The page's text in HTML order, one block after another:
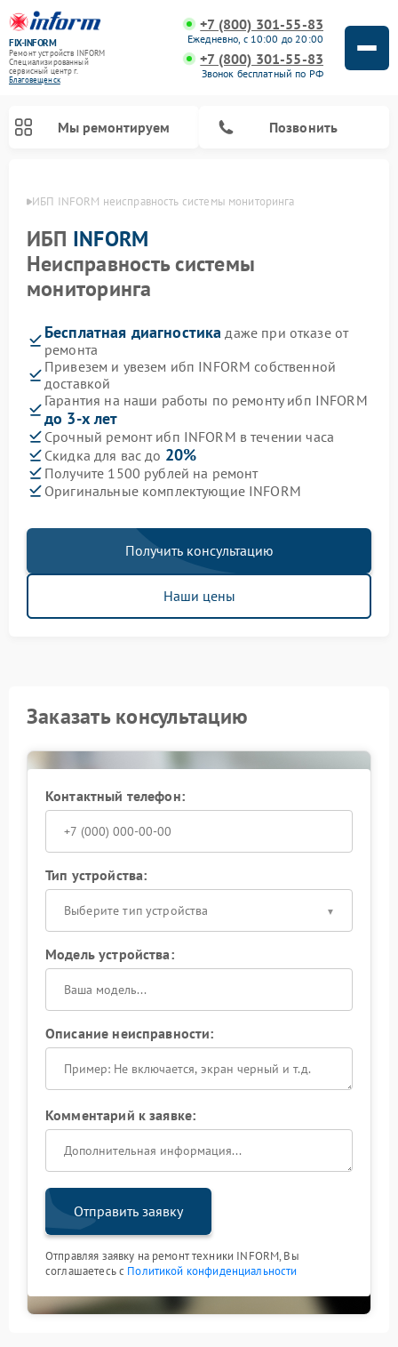
FIX-INFORM
Ремонт устройств INFORM
Специализированный
cервисный центр г.
Благовещенск
+7 (800) 301-55-83
Ежедневно, с 10:00 до 20:00
+7 (800) 301-55-83
Звонок бесплатный по РФ
Мы ремонтируем Позвонить
ИБП INFORM неисправность системы мониторинга
ИБП INFORM
Неисправность системы
мониторинга
Бесплатная диагностика даже при отказе от
ремонта
Привезем и увезем ибп INFORM собственной
доставкой
Гарантия на наши работы по ремонту ибп INFORM
до 3-х лет
Срочный ремонт ибп INFORM в течении часа
Скидка для вас до 20%
Получите 1500 рублей на ремонт
Оригинальные комплектующие INFORM
Получить консультацию
Наши цены
Заказать консультацию
Контактный телефон:
Тип устройства:
Выберите тип устройства
Модель устройства:
Описание неисправности:
Комментарий к заявке:
Отправить заявку
Отправляя заявку на ремонт техники INFORM, Вы
соглашаетесь с Политикой конфиденциальности